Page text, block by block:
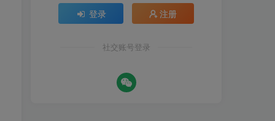
登录 注册
社交账号登录